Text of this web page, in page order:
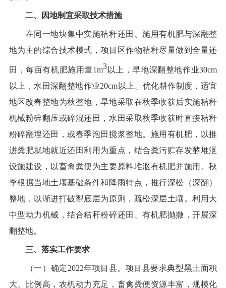
二、 因地制宜采取技术措施
在同一地块集中实施秸秆还田、施用有机肥与深翻整
地为主的综合技术模式 ，项目区作物秸秆尽量做到全量还
田，每亩有机肥施用量1m3以上，旱地深翻整地作业30cm
以上，水田深翻整地作业20cm 以上 。 优化耕作制度 ， 适宜
地区改春整地为秋整地，旱地采取在秋季收获后实施秸秆
机械粉碎翻压或碎混还田，水田采取秋季收获时直接秸秆
粉碎翻埋还田，或春季泡田搅浆整地。施用有机肥，以推
进粪肥就地就近还田利用为重点，结合粪污贮存发酵堆沤
设施建设，以畜禽粪便为主要原料堆沤有机肥并施用。秋
季根据当地土壤基础条件和降雨特点，推行深松（深翻）
整地，以渐进打破犁底层为原则，疏松深层土壤。利用大
中型动力机械，结合秸秆粉碎还田、有机肥抛撒，开展深
翻整地。
三、 落实工作要求
（一） 确定2022年项目县。 项目县要求典型黑土面积
大、比例高，农机动力充足，畜禽粪便资源丰富，规模化